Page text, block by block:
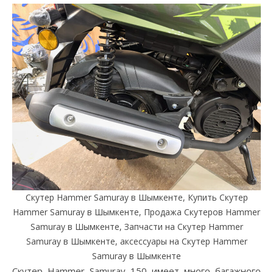
Скутер Hammer Samuray в Шымкенте, Купить Скутер
Hammer Samuray в Шымкенте, Продажа Скутеров Hammer
Samuray в Шымкенте, Запчасти на Скутер Hammer
Samuray в Шымкенте, аксессуары на Скутер Hammer
Samuray в Шымкенте